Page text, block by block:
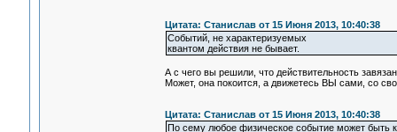
Цитата: Станислав от 15 Июня 2013, 10:40:38
Событий, не характеризуемых
квантом действия не бывает.
А с чего вы решили, что действительность
Может, она покоится, а движетесь ВЫ сами, со
Цитата: Станислав от 15 Июня 2013, 10:40:38
По сему любое физическое событие может быть